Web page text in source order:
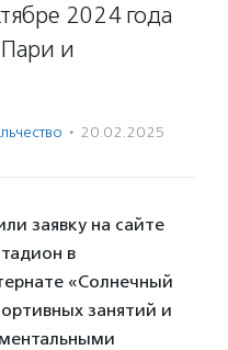
2024 года
и
· 20.02.2025
заявку на сайте
в
«Солнечный
занятий и